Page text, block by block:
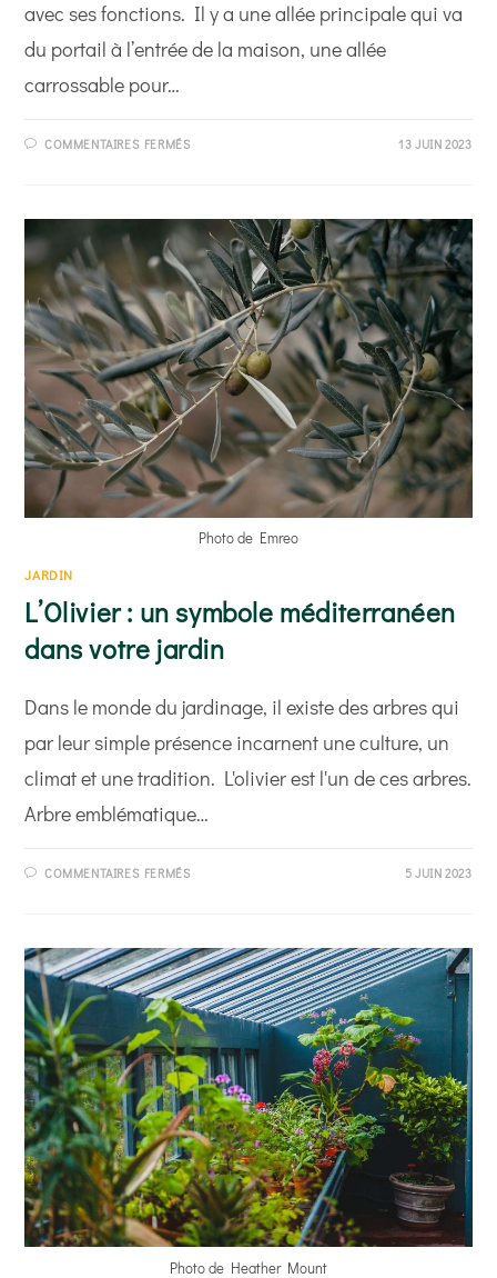
avec ses fonctions. Il y a une allée principale qui va
du portail à l’entrée de la maison, une allée
carrossable pour…
COMMENTAIRES FERMÉSSUR
UNE
ALLÉE
DE
JARDIN
13 JUIN 2023
Photo de Emreo
JARDIN
L’Olivier : un symbole méditerranéen
dans votre jardin
Dans le monde du jardinage, il existe des arbres qui
par leur simple présence incarnent une culture, un
climat et une tradition. L'olivier est l'un de ces arbres.
Arbre emblématique…
COMMENTAIRES FERMÉSSUR
MÉDITERRANÉEN
DANS
VOTRE
JARDIN
5 JUIN 2023
Photo de Heather Mount